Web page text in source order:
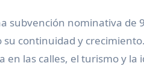
subvención nominativa de
continuidad y
las calles, el turismo y la